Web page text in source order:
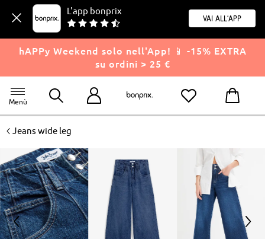
L'app bonprix
Vai all'app
hAPPy Weekend solo nell'App! 📱 -15% EXTRA
su ordini > 25 €
Menù
<Jeans wide leg
< >